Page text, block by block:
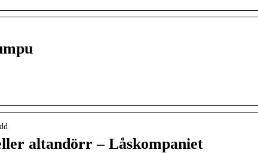
altandörr – Låskompaniet